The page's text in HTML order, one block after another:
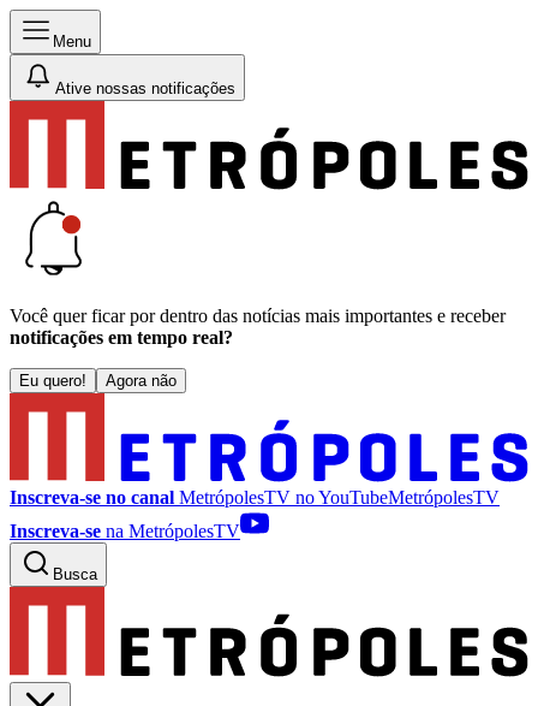
Menu
Ative nossas notificações
Você quer ficar por dentro das notícias mais importantes e receber
notificações em tempo real?
Eu quero! Agora não
Inscreva-se no canal MetrópolesTV noYouTubeMetrópolesTV
Inscreva-se na MetrópolesTV
Busca